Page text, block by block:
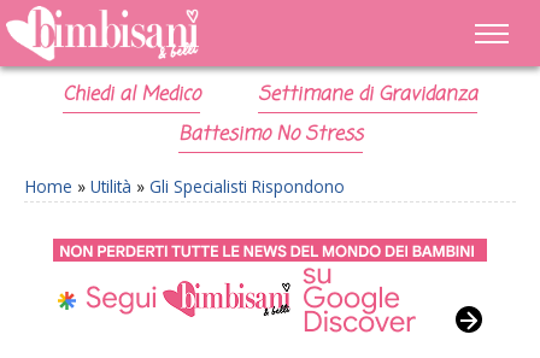
Chiedi al Medico
Settimane di Gravidanza
Battesimo No Stress
Home » Utilità » Gli Specialisti Rispondono